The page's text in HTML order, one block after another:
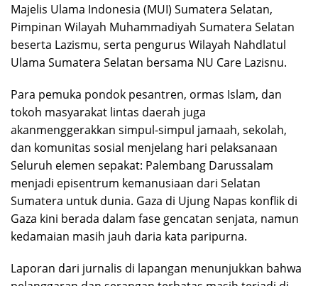
Majelis Ulama Indonesia (MUI) Sumatera Selatan,
Pimpinan Wilayah Muhammadiyah Sumatera Selatan
beserta Lazismu, serta pengurus Wilayah Nahdlatul
Ulama Sumatera Selatan bersama NU Care Lazisnu.
Para pemuka pondok pesantren, ormas Islam, dan
tokoh masyarakat lintas daerah juga
akanmenggerakkan simpul-simpul jamaah, sekolah,
dan komunitas sosial menjelang hari pelaksanaan
Seluruh elemen sepakat: Palembang Darussalam
menjadi episentrum kemanusiaan dari Selatan
Sumatera untuk dunia. Gaza di Ujung Napas konflik di
Gaza kini berada dalam fase gencatan senjata, namun
kedamaian masih jauh daria kata paripurna.
Laporan dari jurnalis di lapangan menunjukkan bahwa